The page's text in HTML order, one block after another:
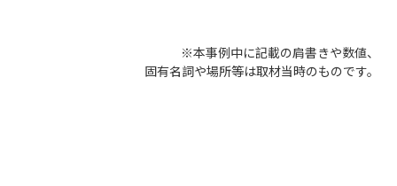
※本事例中に記載の肩書きや数値、
固有名詞や場所等は取材当時のものです。